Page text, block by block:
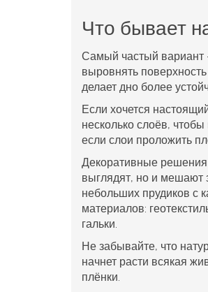
Что бывает
Самый частый вариант
выровнять
делает дно более
Если хочется
несколько слоёв,
если слои проложить
Декоративные решения
выглядят, но и мешают
небольших прудиков с
материалов:
гальки.
Не забывайте, что
начнет расти всякая
плёнки.